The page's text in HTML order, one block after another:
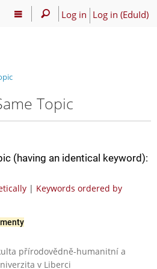
Log in Log in (EduId)
Topic
(having an identical keyword):
| Keywords ordered by
přírodovědně-humanitní a
v Liberci